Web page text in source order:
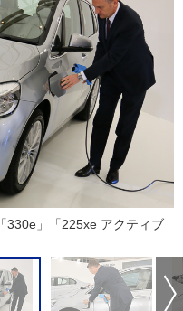
330e」「225xe アクティブ